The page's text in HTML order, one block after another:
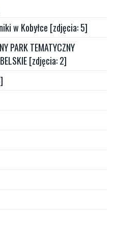
w Kobyłce [zdjęcia: 5]
PARK TEMATYCZNY
[zdjęcia: 2]